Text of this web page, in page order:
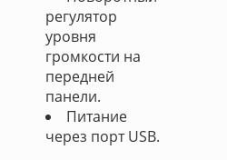
регулятор
уровня
громкости на
передней
панели.
Питание
через порт USB.